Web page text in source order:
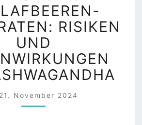
R
H
A
U
S
A
R
Z
T
R
N
U
N
G
V
O
R
S
RISIKEN
UND
21. November 2024